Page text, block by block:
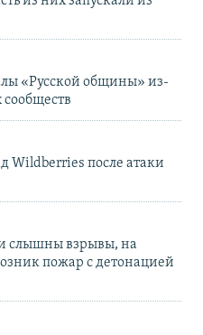
«Русской общины» из-
Wildberries после атаки
слышны взрывы, на
пожар с детонацией